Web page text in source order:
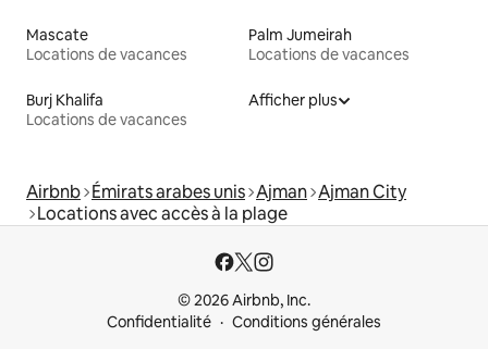
Mascate
Locations de vacances
Palm Jumeirah
Locations de vacances
Burj Khalifa
Locations de vacances
Afficher plus
Airbnb Émirats arabes unis Ajman Ajman City
Locations avec accès à la plage
© 2026 Airbnb, Inc.
Confidentialité
Conditions générales